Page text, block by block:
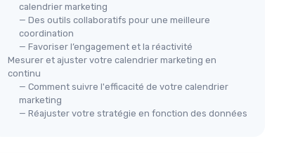
calendrier marketing
— Des outils collaboratifs pour une meilleure
coordination
— Favoriser l’engagement et la réactivité
Mesurer et ajuster votre calendrier marketing en
continu
— Comment suivre l'efficacité de votre calendrier
marketing
— Réajuster votre stratégie en fonction des données